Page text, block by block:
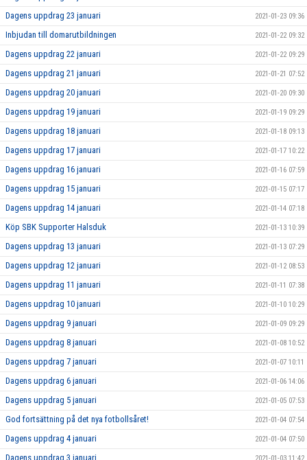
Dagens uppdrag 23 januari 2021-01-23 09:36
Inbjudan till domarutbildningen 2021-01-22 09:32
Dagens uppdrag 22 januari 2021-01-22 09:29
Dagens uppdrag 21 januari 2021-01-21 07:52
Dagens uppdrag 20 januari 2021-01-20 09:30
Dagens uppdrag 19 januari 2021-01-19 09:29
Dagens uppdrag 18 januari 2021-01-18 09:13
Dagens uppdrag 17 januari 2021-01-17 10:22
Dagens uppdrag 16 januari 2021-01-16 07:59
Dagens uppdrag 15 januari 2021-01-15 07:17
Dagens uppdrag 14 januari 2021-01-14 07:18
Köp SBK Supporter Halsduk 2021-01-13 10:39
Dagens uppdrag 13 januari 2021-01-13 07:29
Dagens uppdrag 12 januari 2021-01-12 08:53
Dagens uppdrag 11 januari 2021-01-11 07:38
Dagens uppdrag 10 januari 2021-01-10 10:29
Dagens uppdrag 9 januari 2021-01-09 09:29
Dagens uppdrag 8 januari 2021-01-08 10:52
Dagens uppdrag 7 januari 2021-01-07 10:11
Dagens uppdrag 6 januari 2021-01-06 14:06
Dagens uppdrag 5 januari 2021-01-05 07:53
God fortsättning på det nya fotbollsåret! 2021-01-04 07:54
Dagens uppdrag 4 januari 2021-01-04 07:50
Dagens uppdrag 3 januari